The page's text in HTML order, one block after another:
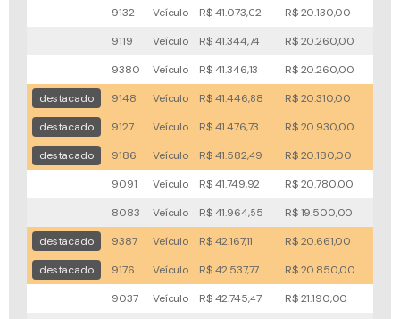
9132
Veículo R$ 41.073,02 R$ 20.130,00
9119
Veículo R$ 41.344,74 R$ 20.260,00
9380
Veículo R$ 41.346,13 R$ 20.260,00
destacado
9148 Veículo R$ 41.446,88 R$ 20.310,00
destacado
9127 Veículo R$ 41.476,73 R$ 20.930,00
destacado
9186 Veículo R$ 41.582,49 R$ 20.180,00
9091
Veículo R$ 41.749,92 R$ 20.780,00
8083
Veículo R$ 41.964,55 R$ 19.500,00
destacado
9387 Veículo R$ 42.167,11 R$ 20.661,00
destacado
9176 Veículo R$ 42.537,77 R$ 20.850,00
9037
Veículo R$ 42.745,47 R$ 21.190,00